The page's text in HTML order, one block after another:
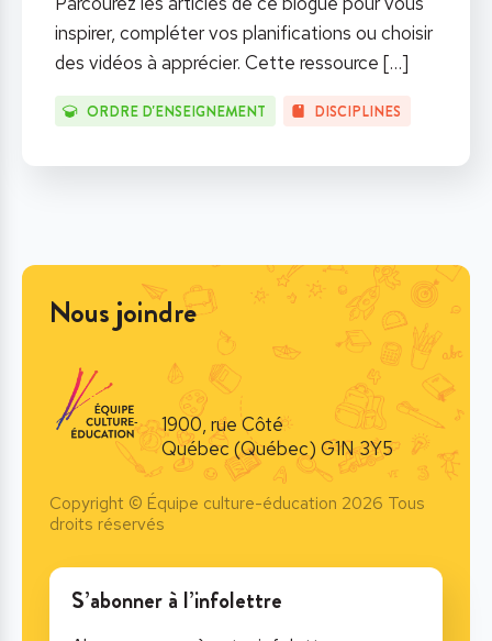
inspirer, compléter vos planifications ou choisir
des vidéos à apprécier. Cette ressource […]
ORDRE D'ENSEIGNEMENT DISCIPLINES
Nous joindre
1900, rue Côté
Québec (Québec) G1N 3Y5
Copyright © Équipe culture-éducation 2026 Tous
droits réservés
S’abonner à l’infolettre